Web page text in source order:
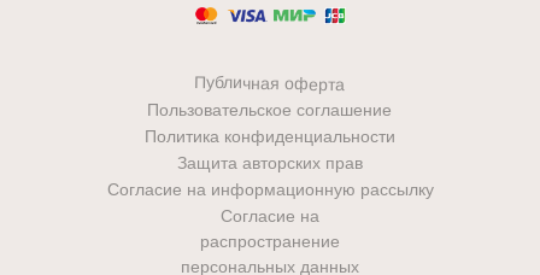
Публичная оферта
Пользовательское соглашение
Политика конфиденциальности
Защита авторских прав
Согласие на информационную рассылку
Согласие на
распространение
персональных данных